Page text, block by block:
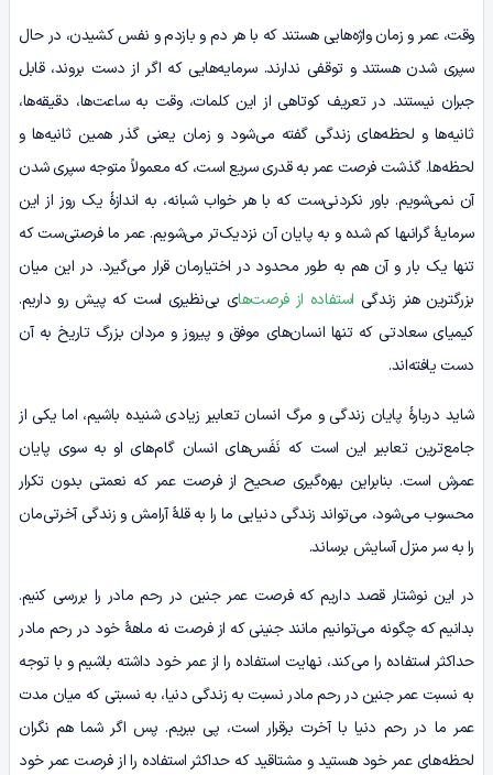
وقت، عمر و زمان واژه‌هایی هستند که با هر دم و بازدم و نفس کشیدن، در حال
سپری شدن هستند و توقفی ندارند. سرمایه‌هایی که اگر از دست بروند، قابل
جبران نیستند. در تعریف کوتاهی از این کلمات، وقت به ساعت‌ها، دقیقه‌ها،
ثانیه‌ها و لحظه‌‌های زندگی گفته می‌شود و زمان یعنی گذر همین ثانیه‌ها و
لحظه‌‌ها. گذشت فرصت عمر به قدری سریع است، که معمولاً متوجه سپری شدن
آن نمی‌شویم. باور نکردنی‌ست که با هر خواب شبانه، به اندازۀ یک روز از این
سرمایۀ گرانبها کم شده و به پایان آن نزدیک‌تر می‌‌شویم. عمر ما فرصتی‌ست که
تنها یک بار و آن هم به طور محدود در اختیارمان قرار می‌گیرد. در این میان
بزرگترین هنر زندگی استفاده از فرصت‌های بی‌نظیری است که پیش رو داریم.
کیمیای سعادتی که تنها انسان‌های موفق و پیروز و مردان بزرگ تاریخ به آن
دست یافته‌اند.
شاید دربارۀ پایان زندگی و مرگ انسان تعابیر زیادی شنیده باشیم، اما یکی از
جامع‌ترین تعابیر این است که نَفَس‌های انسان گام‌های او به سوی پایان
عمرش است. بنابراین بهره‌گیری صحیح از فرصت عمر که نعمتی بدون تکرار
محسوب می‌شود، می‌تواند زندگی دنیایی ما را به قلۀ آرامش و زندگی آخرتی‌مان
را به سر منزل آسایش برساند.
در این نوشتار قصد داریم که فرصت عمر جنین در رحم مادر را بررسی کنیم.
بدانیم که چگونه می‌توانیم مانند جنینی که از فرصت نه ماهۀ خود در رحم مادر
حداکثر استفاده را می‌کند، نهایت استفاده را از عمر خود داشته باشیم و با توجه
به نسبت عمر جنین در رحم مادر نسبت به زندگی دنیا، به نسبتی که میان مدت
عمر ما در رحم دنیا با آخرت برقرار است، پی ببریم. پس اگر شما هم نگران
لحظه‌های عمر خود هستید و مشتاقید که حداکثر استفاده را از فرصت عمر خود